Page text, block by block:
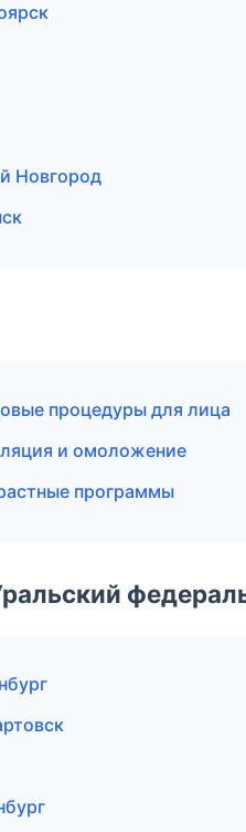
Новгород
процедуры для лица
и омоложение
программы